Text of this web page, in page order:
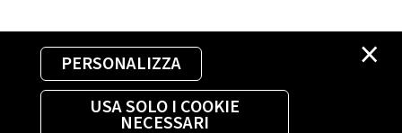
×
PERSONALIZZA
USA SOLO I COOKIE
NECESSARI